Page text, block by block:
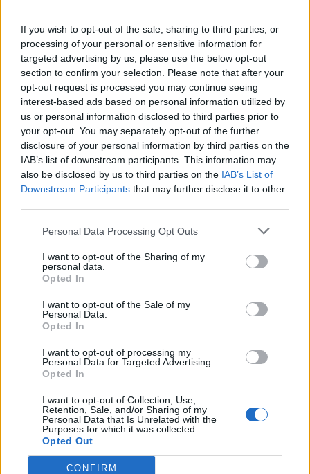
If you wish to opt-out of the sale, sharing to third parties, or
processing of your personal or sensitive information for
targeted advertising by us, please use the below opt-out
section to confirm your selection. Please note that after your
opt-out request is processed you may continue seeing
interest-based ads based on personal information utilized by
us or personal information disclosed to third parties prior to
your opt-out. You may separately opt-out of the further
disclosure of your personal information by third parties on the
IAB’s list of downstream participants. This information may
also be disclosed by us to third parties on the IAB’s List of
Downstream Participants that may further disclose it to other
Personal Data Processing Opt Outs
I want to opt-out of the Sharing of my
personal data.
Opted In
I want to opt-out of the Sale of my
Personal Data.
Opted In
I want to opt-out of processing my
Personal Data for Targeted Advertising.
Opted In
I want to opt-out of Collection, Use,
Retention, Sale, and/or Sharing of my
Personal Data that Is Unrelated with the
Purposes for which it was collected.
Opted Out
CONFIRM
Macra (1)
Magliano Alpi (61)
Magliano Alfieri (21)
Mango (26)
Manta (55)
Marene (74)
Margarita (15)
Marmora (5)
Mombarcaro (6)
Monastero di Vasco (9)
Monchiero (17)
Mondovì (490)